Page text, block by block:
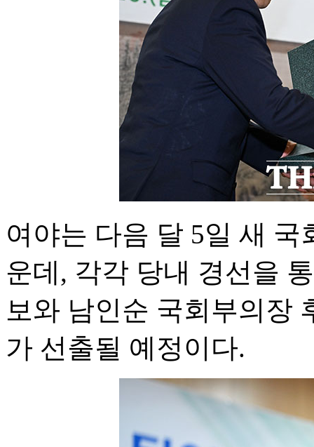
여야는 다음 달 5일 새
운데, 각각 당내 경선을
보와 남인순 국회부의장
가 선출될 예정이다.